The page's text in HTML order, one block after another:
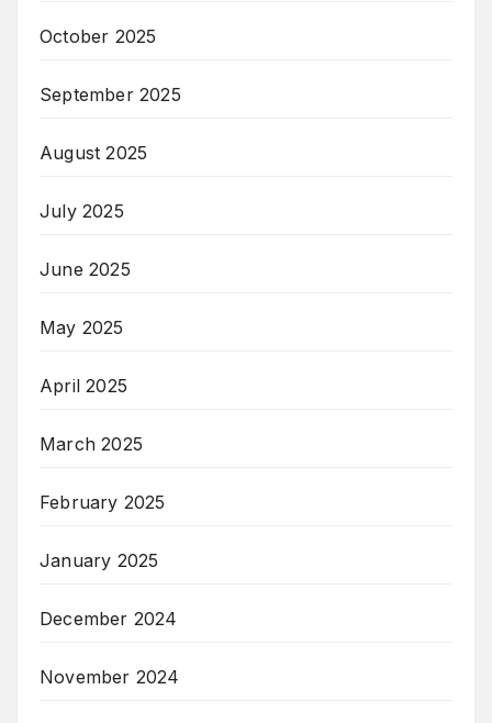
October 2025
September 2025
August 2025
July 2025
June 2025
May 2025
April 2025
March 2025
February 2025
January 2025
December 2024
November 2024